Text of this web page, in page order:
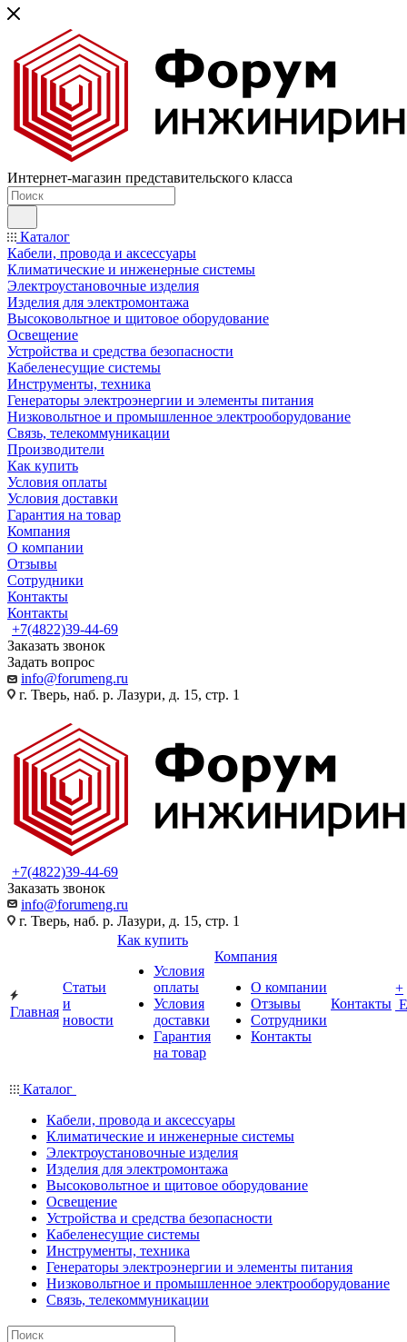
Интернет-магазин представительского класса
Каталог
Кабели, провода и аксессуары
Климатические и инженерные системы
Электроустановочные изделия
Изделия для электромонтажа
Высоковольтное и щитовое оборудование
Освещение
Устройства и средства безопасности
Кабеленесущие системы
Инструменты, техника
Генераторы электроэнергии и элементы питания
Низковольтное и промышленное электрооборудование
Связь, телекоммуникации
Производители
Как купить
Условия оплаты
Условия доставки
Гарантия на товар
Компания
О компании
Отзывы
Сотрудники
Контакты
Контакты
+7(4822)39-44-69
Заказать звонок
Задать вопрос
info@forumeng.ru
г. Тверь, наб. р. Лазури, д. 15, стр. 1
+7(4822)39-44-69
Заказать звонок
info@forumeng.ru
г. Тверь, наб. р. Лазури, д. 15, стр. 1
Главная
Статьи
и
новости
Как купить
Условия
оплаты
Условия
доставки
Гарантия
на товар
Компания
О компании
Отзывы
Сотрудники
Контакты
Контакты
+
Каталог
Кабели, провода и аксессуары
Климатические и инженерные системы
Электроустановочные изделия
Изделия для электромонтажа
Высоковольтное и щитовое оборудование
Освещение
Устройства и средства безопасности
Кабеленесущие системы
Инструменты, техника
Генераторы электроэнергии и элементы питания
Низковольтное и промышленное электрооборудование
Связь, телекоммуникации